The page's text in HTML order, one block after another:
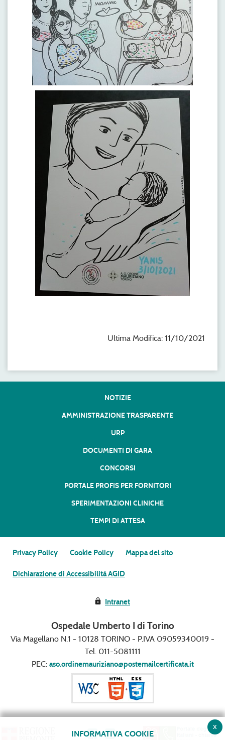
Ultima Modifica: 11/10/2021
NOTIZIE
AMMINISTRAZIONE TRASPARENTE
URP
DOCUMENTI DI GARA
CONCORSI
PORTALE PROFIS PER FORNITORI
SPERIMENTAZIONI CLINICHE
TEMPI DI ATTESA
Privacy Policy Cookie Policy Mappa del sito
Dichiarazione di Accessibilità AGID
Intranet
Ospedale Umberto I di Torino
Via Magellano N.1 - 10128 TORINO - P.IVA 09059340019 -
Tel. 011-5081111
PEC: aso.ordinemauriziano@postemailcertificata.it
x
INFORMATIVA COOKIE